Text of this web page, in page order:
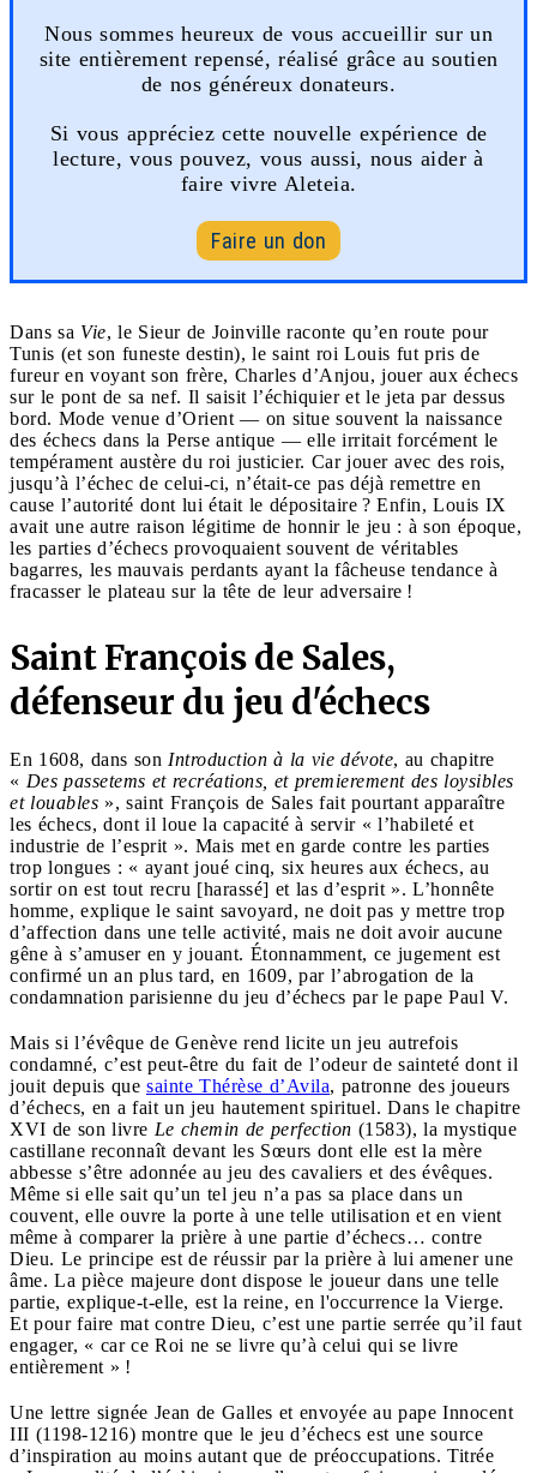
Nous sommes heureux de vous accueillir sur un
site entièrement repensé, réalisé grâce au soutien
de nos généreux donateurs.
Si vous appréciez cette nouvelle expérience de
lecture, vous pouvez, vous aussi, nous aider à
faire vivre Aleteia.
Faire un don
Dans sa Vie, le Sieur de Joinville raconte qu’en route pour
Tunis (et son funeste destin), le saint roi Louis fut pris de
fureur en voyant son frère, Charles d’Anjou, jouer aux échecs
sur le pont de sa nef. Il saisit l’échiquier et le jeta par dessus
bord. Mode venue d’Orient — on situe souvent la naissance
des échecs dans la Perse antique — elle irritait forcément le
tempérament austère du roi justicier. Car jouer avec des rois,
jusqu’à l’échec de celui-ci, n’était-ce pas déjà remettre en
cause l’autorité dont lui était le dépositaire ? Enfin, Louis IX
avait une autre raison légitime de honnir le jeu : à son époque,
les parties d’échecs provoquaient souvent de véritables
bagarres, les mauvais perdants ayant la fâcheuse tendance à
fracasser le plateau sur la tête de leur adversaire !
Saint François de Sales,
défenseur du jeu d'échecs
En 1608, dans son Introduction à la vie dévote, au chapitre
« Des passetems et recréations, et premierement des loysibles
et louables », saint François de Sales fait pourtant apparaître
les échecs, dont il loue la capacité à servir « l’habileté et
industrie de l’esprit ». Mais met en garde contre les parties
trop longues : « ayant joué cinq, six heures aux échecs, au
sortir on est tout recru [harassé] et las d’esprit ». L’honnête
homme, explique le saint savoyard, ne doit pas y mettre trop
d’affection dans une telle activité, mais ne doit avoir aucune
gêne à s’amuser en y jouant. Étonnamment, ce jugement est
confirmé un an plus tard, en 1609, par l’abrogation de la
condamnation parisienne du jeu d’échecs par le pape Paul V.
Mais si l’évêque de Genève rend licite un jeu autrefois
condamné, c’est peut-être du fait de l’odeur de sainteté dont il
jouit depuis que sainte Thérèse d’Avila, patronne des joueurs
d’échecs, en a fait un jeu hautement spirituel. Dans le chapitre
XVI de son livre Le chemin de perfection (1583), la mystique
castillane reconnaît devant les Sœurs dont elle est la mère
abbesse s’être adonnée au jeu des cavaliers et des évêques.
Même si elle sait qu’un tel jeu n’a pas sa place dans un
couvent, elle ouvre la porte à une telle utilisation et en vient
même à comparer la prière à une partie d’échecs… contre
Dieu. Le principe est de réussir par la prière à lui amener une
âme. La pièce majeure dont dispose le joueur dans une telle
partie, explique-t-elle, est la reine, en l'occurrence la Vierge.
Et pour faire mat contre Dieu, c’est une partie serrée qu’il faut
engager, « car ce Roi ne se livre qu’à celui qui se livre
entièrement » !
Une lettre signée Jean de Galles et envoyée au pape Innocent
III (1198-1216) montre que le jeu d’échecs est une source
d’inspiration au moins autant que de préoccupations. Titrée